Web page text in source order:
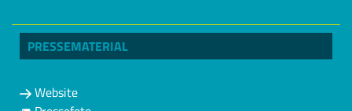
PRESSEMATERIAL
Website